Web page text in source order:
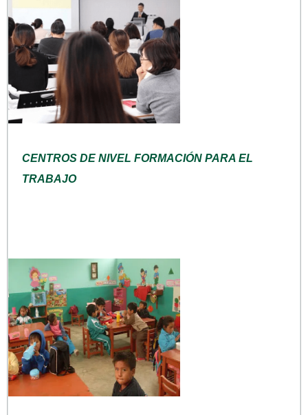
CENTROS DE NIVEL FORMACIÓN PARA EL
TRABAJO